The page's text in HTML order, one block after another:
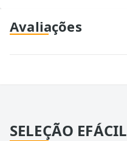
Avaliações
SELEÇÃO EFÁCIL